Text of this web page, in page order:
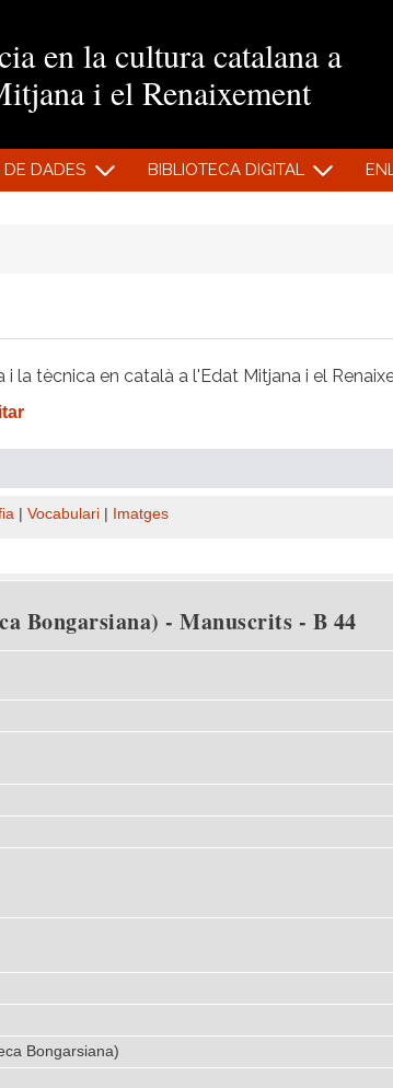
en la cultura catalana a
i el Renaixement
DE DADES BIBLIOTECA DIGITAL
la tècnica en català a l'Edat Mitjana i el
Vocabulari Imatges
Bongarsiana) - Manuscrits - B 44
Bongarsiana)